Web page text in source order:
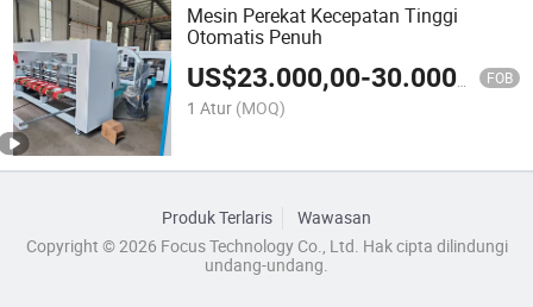
Mesin Perekat Kecepatan Tinggi
Otomatis Penuh
US$23.000,00-30.000,00 FOB
1 Atur (MOQ)
Produk Terlaris
Wawasan
Copyright © 2026 Focus Technology Co., Ltd. Hak cipta dilindungi
undang-undang.